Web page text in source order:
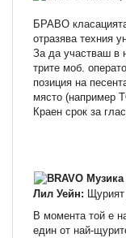
БРАВО
отразява техния
За да участваш в
трите моб.
позиция на
място (например
Краен срок за
Лил Уейн: Щурият
В момента той е
един от най-